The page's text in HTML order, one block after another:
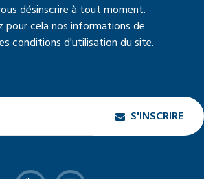
désinscrire à tout moment.
pour cela nos informations de
conditions d'utilisation du site.
S'INSCRIRE